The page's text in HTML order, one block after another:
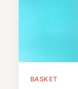
BASKET